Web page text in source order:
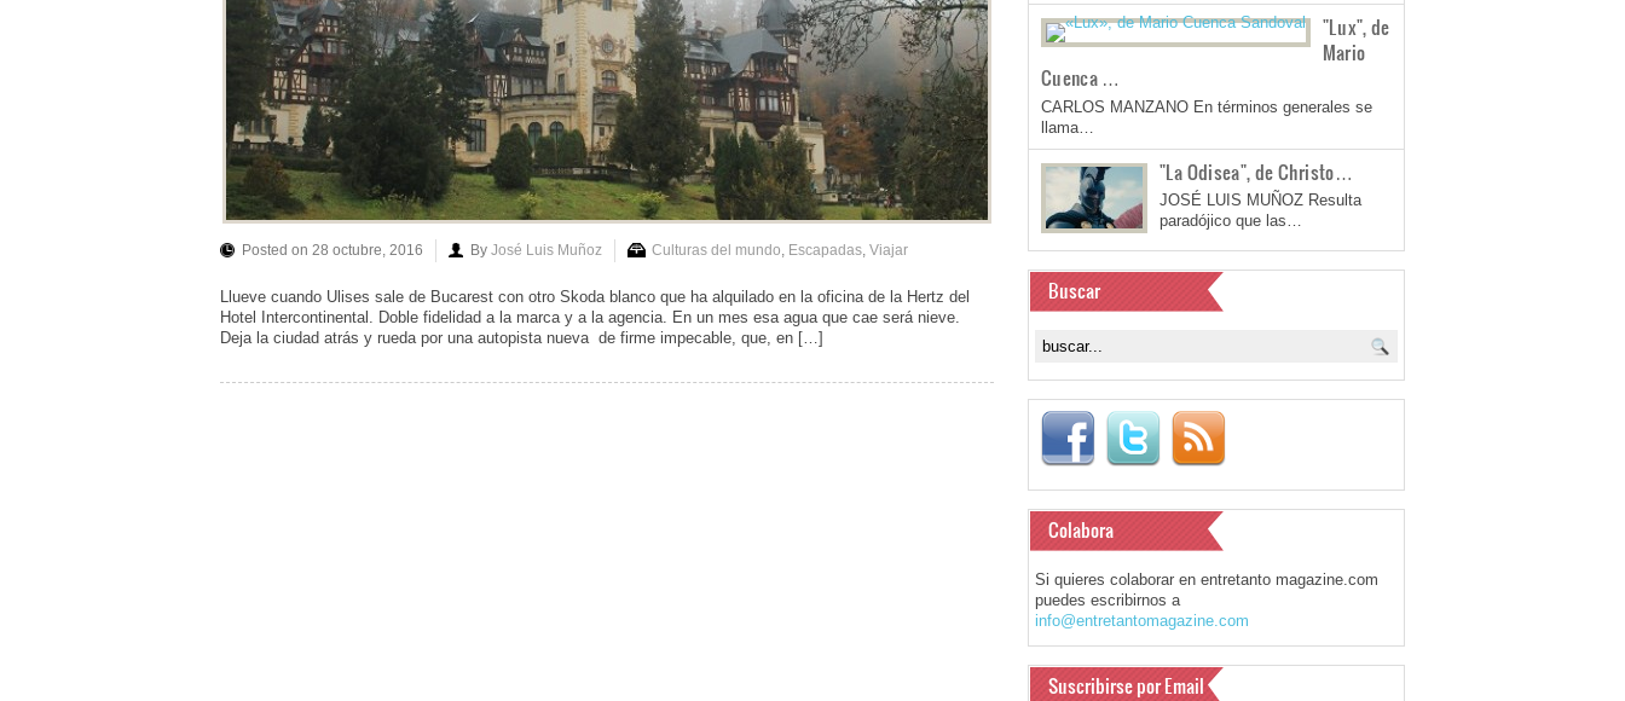
Posted on 28 octubre, 2016 By José Luis Muñoz Culturas del mundo Escapadas Viajar
Llueve cuando Ulises sale de Bucarest con otro Skoda blanco que ha alquilado en la oficina de la Hertz del
Hotel Intercontinental. Doble fidelidad a la marca y a la agencia. En un mes esa agua que cae será nieve.
Deja la ciudad atrás y rueda por una autopista nueva de firme impecable, que, en […]
"Lux", de
Mario
Cuenca …
CARLOS MANZANO En términos generales se
llama…
"La Odisea", de Christo…
JOSÉ LUIS MUÑOZ Resulta
paradójico que las…
Buscar
Colabora
Si quieres colaborar en entretanto magazine.com
puedes escribirnos a
info@entretantomagazine.com
Suscribirse por Email